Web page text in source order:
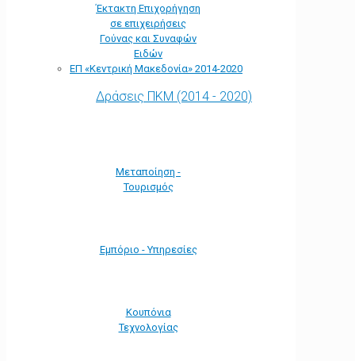
Έκτακτη Επιχορήγηση
σε επιχειρήσεις
Γούνας και Συναφών
Ειδών
ΕΠ «Kεντρική Μακεδονία» 2014-2020
Δράσεις ΠΚΜ (2014 - 2020)
Μεταποίηση -
Τουρισμός
Εμπόριο - Υπηρεσίες
Κουπόνια
Τεχνολογίας